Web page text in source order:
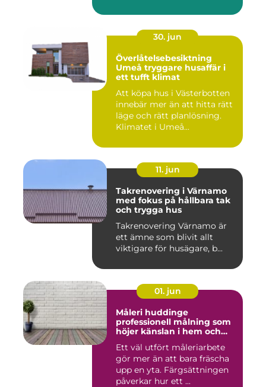
30. jun
Överlåtelsebesiktning
Umeå tryggare husaffär i
ett tufft klimat
Att köpa hus i Västerbotten
innebär mer än att hitta rätt
läge och rätt planlösning.
Klimatet i Umeå...
11. jun
Takrenovering i Värnamo
med fokus på hållbara tak
och trygga hus
Takrenovering Värnamo är
ett ämne som blivit allt
viktigare för husägare, b...
01. jun
Måleri huddinge
professionell målning som
höjer känslan i hem och
Ett väl utfört måleriarbete
gör mer än att bara fräscha
upp en yta. Färgsättningen
påverkar hur ett ...